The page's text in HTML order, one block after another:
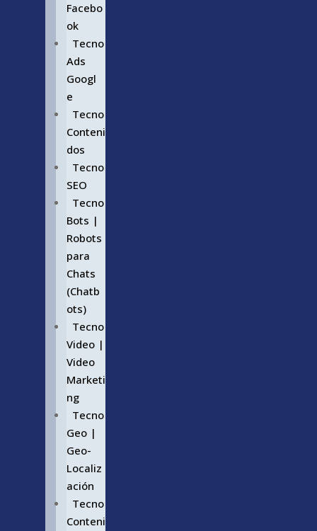
Facebo
ok
Tecno
Ads
Googl
e
Tecno
Conteni
dos
Tecno
SEO
Tecno
Bots |
Robots
para
Chats
(Chatb
ots)
Tecno
Video |
Video
Marketi
ng
Tecno
Geo |
Geo-
Localiz
ación
Tecno
Conteni